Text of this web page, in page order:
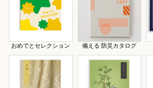
おめでとセレクション 備える 防災カタログ